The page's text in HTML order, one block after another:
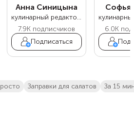
Анна Синицына
кулинарный редактор Food.ru
7.9K подписчиков
Подписаться
Софья
6.0K
просто заправки для салатов за 15